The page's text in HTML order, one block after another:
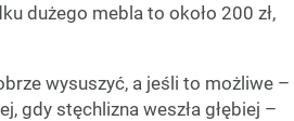
dużego mebla to około 200 zł,
wysuszyć, a jeśli to możliwe –
gdy stęchlizna weszła głębiej –